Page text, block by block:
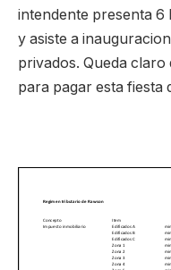
intendente presenta 6
y asiste a
privados. Queda claro
para pagar esta fiesta